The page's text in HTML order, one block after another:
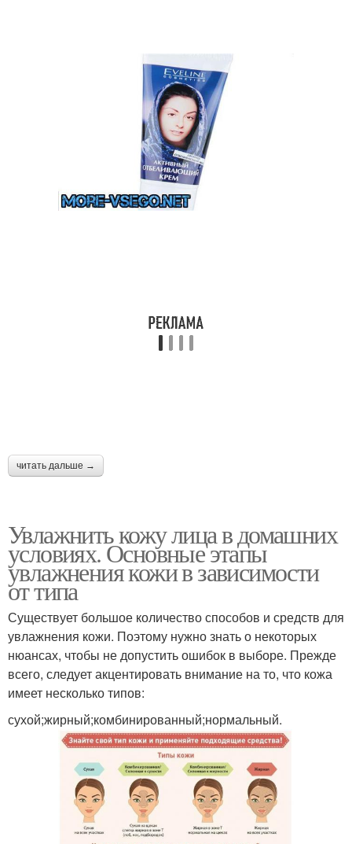
читать дальше →
Увлажнить кожу лица в домашних
условиях. Основные этапы
увлажнения кожи в зависимости
от типа
Существует большое количество способов и средств для
увлажнения кожи. Поэтому нужно знать о некоторых
нюансах, чтобы не допустить ошибок в выборе. Прежде
всего, следует акцентировать внимание на то, что кожа
имеет несколько типов:
сухой;жирный;комбинированный;нормальный.